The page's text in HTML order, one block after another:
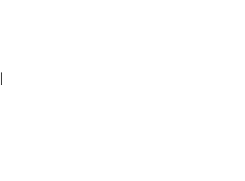
|